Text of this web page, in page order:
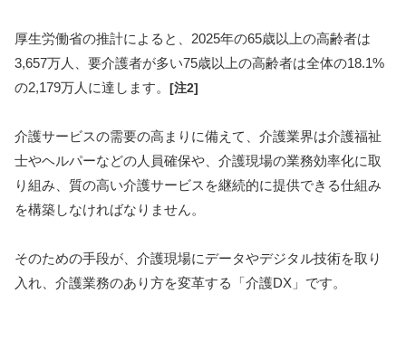
厚生労働省の推計によると、2025年の65歳以上の高齢者は
3,657万人、要介護者が多い75歳以上の高齢者は全体の18.1%
の2,179万人に達します。 [注2]
介護サービスの需要の高まりに備えて、介護業界は介護福祉
士やヘルパーなどの人員確保や、介護現場の業務効率化に取
り組み、質の高い介護サービスを継続的に提供できる仕組み
を構築しなければなりません。
そのための手段が、介護現場にデータやデジタル技術を取り
入れ、介護業務のあり方を変革する「介護DX」です。